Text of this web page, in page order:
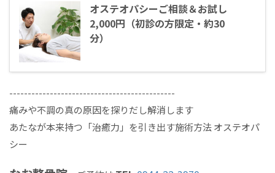
オステオパシーご相談＆お試し
2,000円（初診の方限定・約30
分）
---------------------------------------------
痛みや不調の真の原因を探りだし解消します
あたなが本来持つ「治癒力」を引き出す施術方法 オステオパ
シー